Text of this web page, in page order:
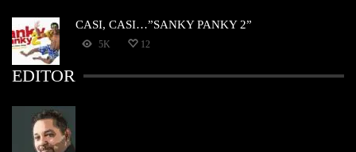
CASI, CASI…”SANKY PANKY 2”
5K 12
EDITOR